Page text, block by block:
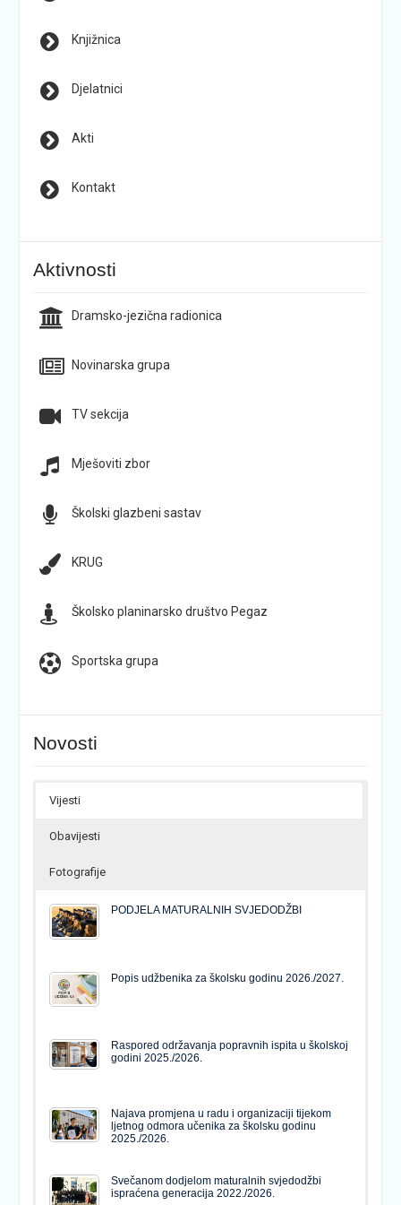
Knjižnica
Djelatnici
Akti
Kontakt
Aktivnosti
Dramsko-jezična radionica
Novinarska grupa
TV sekcija
Mješoviti zbor
Školski glazbeni sastav
KRUG
Školsko planinarsko društvo Pegaz
Sportska grupa
Novosti
Vijesti
Obavijesti
Fotografije
PODJELA MATURALNIH SVJEDODŽBI
Popis udžbenika za školsku godinu 2026./2027.
Raspored održavanja popravnih ispita u školskoj
godini 2025./2026.
Najava promjena u radu i organizaciji tijekom
ljetnog odmora učenika za školsku godinu
2025./2026.
Svečanom dodjelom maturalnih svjedodžbi
ispraćena generacija 2022./2026.